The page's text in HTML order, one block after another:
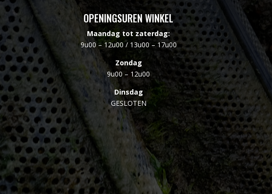
OPENINGSUREN WINKEL
Maandag tot zaterdag:
9u00 – 12u00 / 13u00 – 17u00
Zondag
9u00 – 12u00
Dinsdag
GESLOTEN